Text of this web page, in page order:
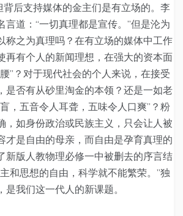
背后支持媒体的金主们是有立场的。李
言道：“一切真理都是宣传。”但是沦为
称之为真理吗？在有立场的媒体中工作
再有个人的新闻理想，在强大的资本面
”？对于现代社会的个人来说，在接受
是否有从砂里淘金的本领？还是一如老
，五音令人耳聋，五味令人口爽”？粉
，如身份政治或民族主义，只会让人被
才是自由的母亲，而自由是孕育真理的
新版人教物理必修一中被删去的序言结
和思想的自由，科学就不能繁荣。”独
我们这一代人的新课题。